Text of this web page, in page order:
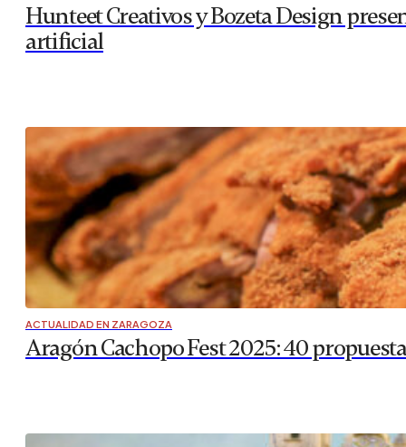
Hunteet Creativos y Bozeta Design
artificial
ACTUALIDAD EN ZARAGOZA
Aragón Cachopo Fest 2025: 40